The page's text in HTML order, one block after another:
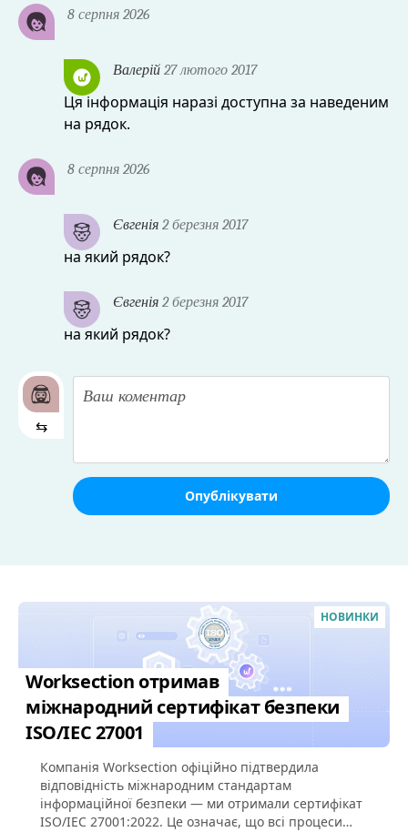
8 серпня 2026
Валерій 27 лютого 2017
Ця інформація наразі доступна за наведеним
на рядок.
8 серпня 2026
Євгенія 2 березня 2017
на який рядок?
Євгенія 2 березня 2017
на який рядок?
⇆
Опублікувати
НОВИНКИ
Worksection отримав
міжнародний сертифікат безпеки
ISO/IEC 27001
Компанія Worksection офіційно підтвердила
відповідність міжнародним стандартам
інформаційної безпеки — ми отримали сертифікат
ISO/IEC 27001:2022. Це означає, що всі процеси